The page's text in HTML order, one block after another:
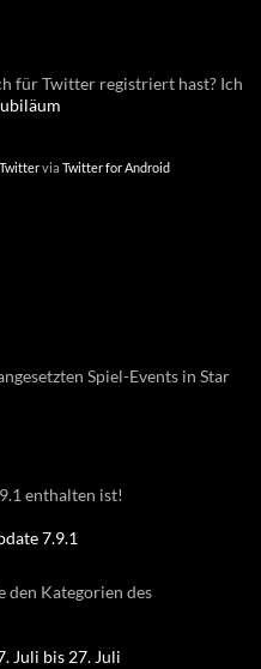
für Twitter registriert hast? Ich
via Twitter for Android
Spiel-Events in Star
enthalten ist!
7.9.1
den Kategorien des
Juli bis 27. Juli